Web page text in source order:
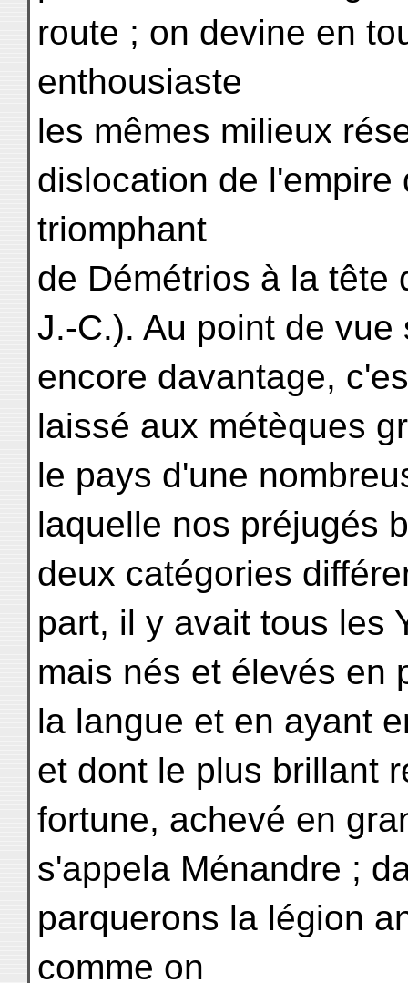
route ; on devine en
enthousiaste
les mêmes milieux
dislocation de
triomphant
de Démétrios à la tête
J.-C.). Au point de
encore davantage,
laissé aux métèques
le pays d'une
laquelle nos préjugés
deux catégories
part, il y avait tous les
mais nés et élevés en
la langue et en ayant
et dont le plus brillant
fortune, achevé en
s'appela Ménandre ;
parquerons la légion
comme on